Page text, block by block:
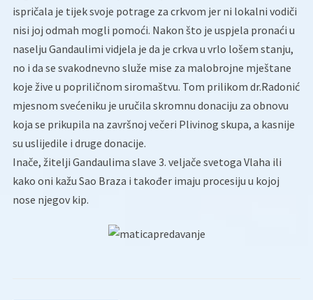
ispričala je tijek svoje potrage za crkvom jer ni lokalni vodiči
nisi joj odmah mogli pomoći. Nakon što je uspjela pronaći u
naselju Gandaulimi vidjela je da je crkva u vrlo lošem stanju,
no i da se svakodnevno služe mise za malobrojne mještane
koje žive u popriličnom siromaštvu. Tom prilikom dr.Radonić
mjesnom svećeniku je uručila skromnu donaciju za obnovu
koja se prikupila na završnoj večeri Plivinog skupa, a kasnije
su uslijedile i druge donacije.
Inače, žitelji Gandaulima slave 3. veljače svetoga Vlaha ili
kako oni kažu Sao Braza i također imaju procesiju u kojoj
nose njegov kip.